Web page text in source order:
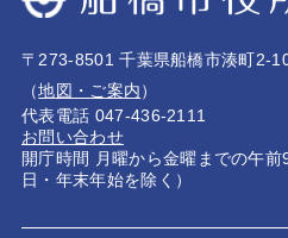
〒273-8501 千葉県船橋市湊町2-
（地図・ご案内）
代表電話 047-436-2111
お問い合わせ
開庁時間 月曜から金曜までの午
日・年末年始を除く）